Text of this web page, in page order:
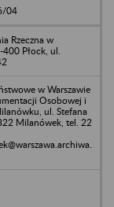
04
Rzeczna w
Płock, ul.
w Warszawie
Osobowej i
ul. Stefana
Milanówek, tel. 22